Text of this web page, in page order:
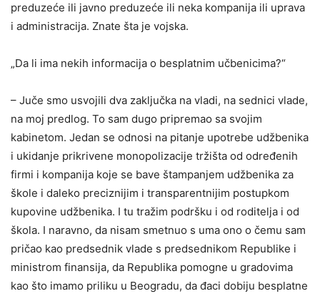
preduzeće ili javno preduzeće ili neka kompanija ili uprava
i administracija. Znate šta je vojska.
„Da li ima nekih informacija o besplatnim učbenicima?“
– Juče smo usvojili dva zaključka na vladi, na sednici vlade,
na moj predlog. To sam dugo pripremao sa svojim
kabinetom. Jedan se odnosi na pitanje upotrebe udžbenika
i ukidanje prikrivene monopolizacije tržišta od određenih
firmi i kompanija koje se bave štampanjem udžbenika za
škole i daleko preciznijim i transparentnijim postupkom
kupovine udžbenika. I tu tražim podršku i od roditelja i od
škola. I naravno, da nisam smetnuo s uma ono o čemu sam
pričao kao predsednik vlade s predsednikom Republike i
ministrom finansija, da Republika pomogne u gradovima
kao što imamo priliku u Beogradu, da đaci dobiju besplatne